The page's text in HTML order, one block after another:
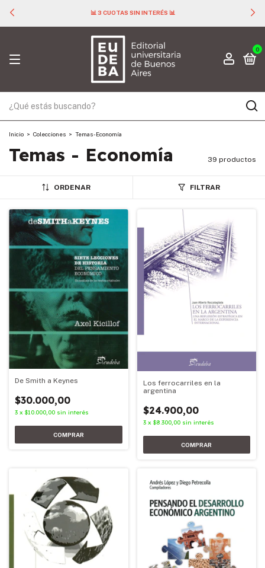
📊 3 CUOTAS SIN INTERÉS 📊
0
Inicio > Colecciones > Temas - Economía
Temas - Economía 39 productos
ORDENAR FILTRAR
De Smith a Keynes
$30.000,00
3 x $10.000,00 sin interés
Los ferrocarriles en la
argentina
$24.900,00
3 x $8.300,00 sin interés